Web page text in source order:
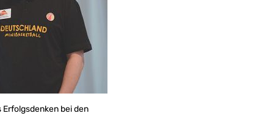
bei den